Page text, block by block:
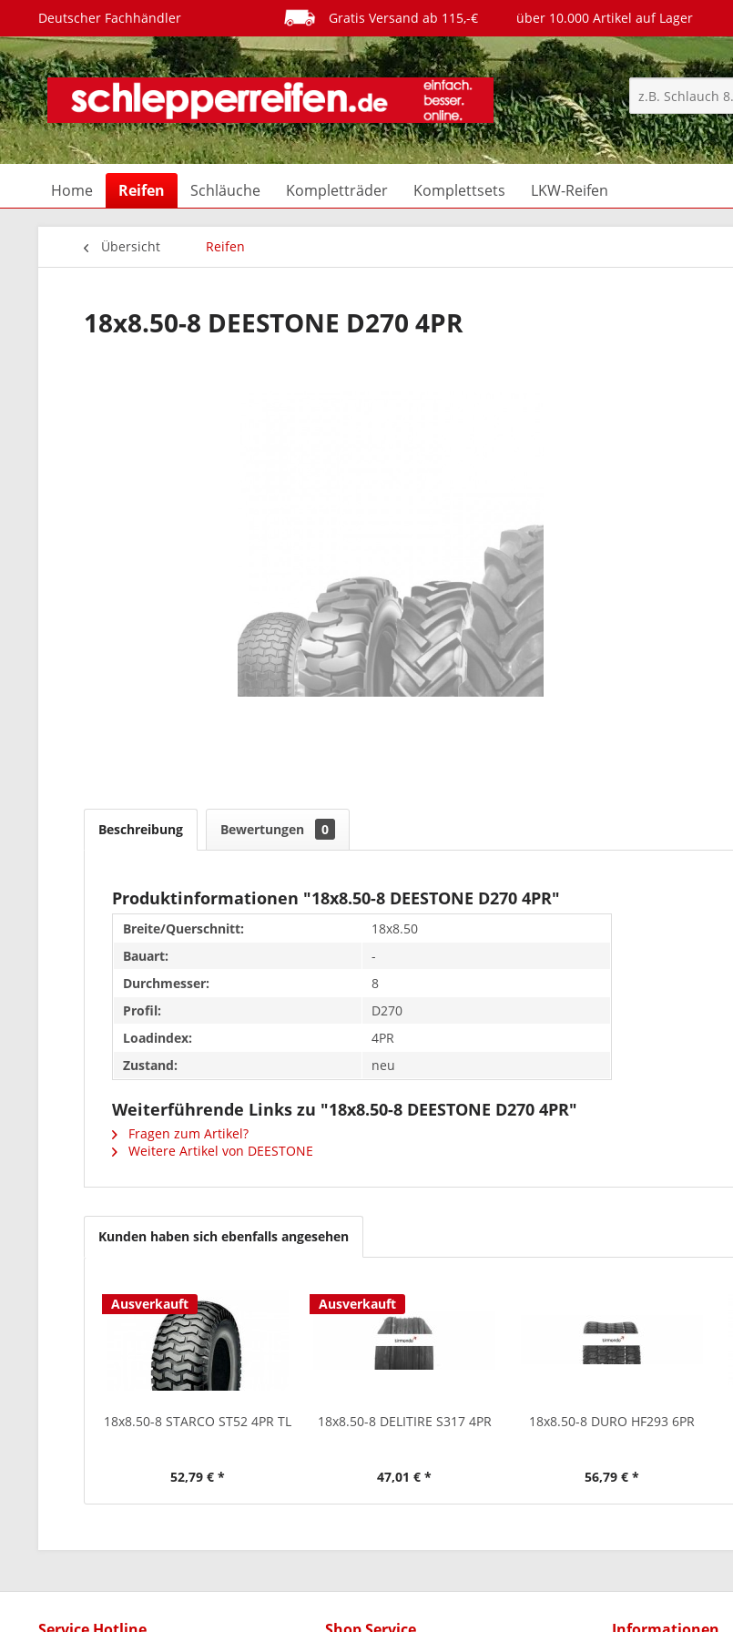
Deutscher Fachhändler Gratis Versand ab 115,-€ über 10.000 Artikel auf Lager
Home Reifen Schläuche Kompletträder Komplettsets LKW-Reifen
Übersicht Reifen
18x8.50-8 DEESTONE D270 4PR
Beschreibung Bewertungen 0
Produktinformationen "18x8.50-8 DEESTONE D270 4PR"
Breite/Querschnitt:
18x8.50
Bauart:
-
Durchmesser:
8
Profil:
D270
Loadindex:
4PR
Zustand:
neu
Weiterführende Links zu "18x8.50-8 DEESTONE D270 4PR"
Fragen zum Artikel?
Weitere Artikel von DEESTONE
Kunden haben sich ebenfalls angesehen
Ausverkauft
18x8.50-8 STARCO ST52 4PR TL
52,79 € *
Ausverkauft
18x8.50-8 DELITIRE S317 4PR
47,01 € *
18x8.50-8 DURO HF293 6PR
56,79 € *